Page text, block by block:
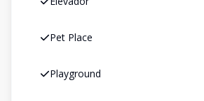
Pet Place
Playground